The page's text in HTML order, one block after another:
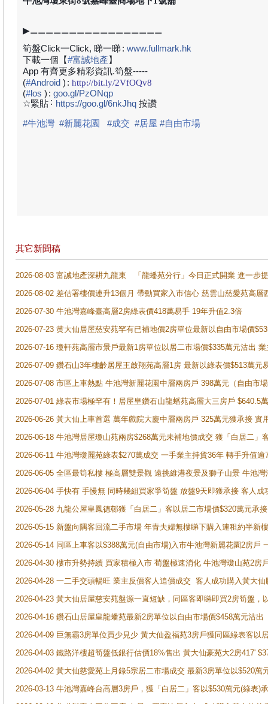
▶⚊⚊⚊⚊⚊⚊⚊⚊⚊⚊⚊⚊⚊⚊⚊⚊⚊
筍盤Click一Click, 睇一睇: www.fullmark.hk
下載一個【#富誠地產】
App 有齊更多精彩資訊.筍盤-----
(#Android ) : http://bit.ly/2VfOQv8
(#los ) : goo.gl/PzONqp
☆緊貼 :https://goo.gl/6nkJhq 按讚
#牛池灣 #新麗花園 #成交 #居屋 #自由市場
其它新聞稿
2026-08-03 富誠地產深耕九龍東 「龍蟠苑分行」今日正式開業 進一步
2026-08-02 差估署樓價連升13個月 帶動買家入市信心 慈雲山慈愛苑高層
2026-07-30 牛池灣嘉峰臺高層2房綠表價418萬易手 19年升值2.3倍
2026-07-23 黄大仙居屋慈安苑罕有已補地價2房單位最新以自由市場價
2026-07-16 瓊軒苑高層市景戶最新1房單位以居二市場價$335萬元沽出
2026-07-09 鑽石山3年樓齡居屋王啟翔苑高層1房 最新以綠表價$513萬元
2026-07-08 市區上車熱點 牛池灣新麗花園中層兩房戶 398萬元（自由市
2026-07-01 綠表市場極罕有！居屋皇鑽石山龍蟠苑高層大三房戶
2026-06-26 黃大仙上車首選 萬年戲院大廈中層兩房戶 325萬元獲承接 實
2026-06-18 牛池灣居屋瓊山苑兩房$268萬元未補地價成交 獲「白居二」
2026-06-11 牛池灣瓊麗苑綠表$270萬成交 一手業主持貨36年 轉手升值逾
2026-06-05 全區最筍私樓 極高層雙景觀 遠挑維港夜景及獅子山景 牛池
2026-06-04 手快有 手慢無 同時幾組買家爭筍盤 放盤9天即獲承接 客人
2026-05-28 九龍公屋皇鳳德邨獲「白居二」客以居二市場價$320萬元承接
2026-05-15 新盤向隅客回流二手市場 年青夫婦無樓睇下購入連租約半新
2026-05-14 同區上車客以$388萬元(自由市場)入市牛池灣新麗花園2房戶
2026-04-30 樓市升勢持續 買家積極入市 荀盤極速消化 牛池灣瓊山苑2房
2026-04-28 一二手交頭暢旺 業主反價客人追價成交 客人成功購入黃大
2026-04-23 黃大仙居屋慈安苑盤源一直短缺，同區客即睇即買2房筍盤，
2026-04-16 鑽石山居屋皇龍蟠苑最新2房單位以自由市場價$458萬元沽出
2026-04-09 巨無霸3房單位買少見少 黃大仙盈福苑3房戶獲同區綠表客以
2026-04-03 鐵路洋樓超筍盤低銀行估價18%售出 黃大仙豪苑大2房417'
2026-04-02 黃大仙慈愛苑上月錄5宗居二市場成交 最新3房單位以$520萬
2026-03-13 牛池灣嘉峰台高層3房戶，獲「白居二」客以$530萬元(綠表)